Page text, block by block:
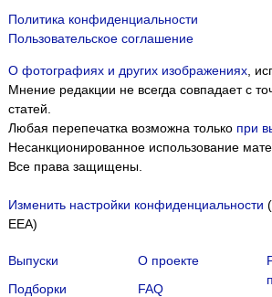
Политика конфиденциальности
Пользовательское соглашение
О фотографиях и других изображениях,
Мнение редакции не всегда совпадает с
статей.
Любая перепечатка возможна только при
Несанкционированное использование
Все права защищены.
Изменить настройки конфиденциальности
EEA)
Выпуски
Подборки
О проекте
FAQ